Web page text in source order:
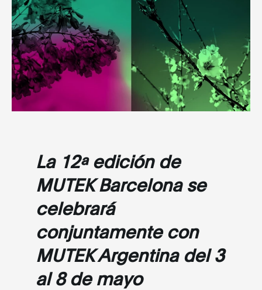
La 12ª edición de
MUTEK Barcelona se
celebrará
conjuntamente con
MUTEK Argentina del 3
al 8 de mayo